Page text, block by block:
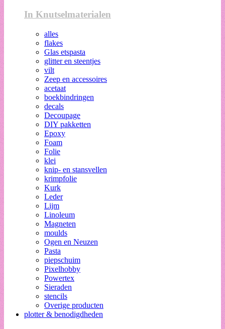
In Knutselmaterialen
alles
flakes
Glas etspasta
glitter en steentjes
vilt
Zeep en accessoires
acetaat
boekbindringen
decals
Decoupage
DIY pakketten
Epoxy
Foam
Folie
klei
knip- en stansvellen
krimpfolie
Kurk
Leder
Lijm
Linoleum
Magneten
moulds
Ogen en Neuzen
Pasta
piepschuim
Pixelhobby
Powertex
Sieraden
stencils
Overige producten
plotter & benodigdheden